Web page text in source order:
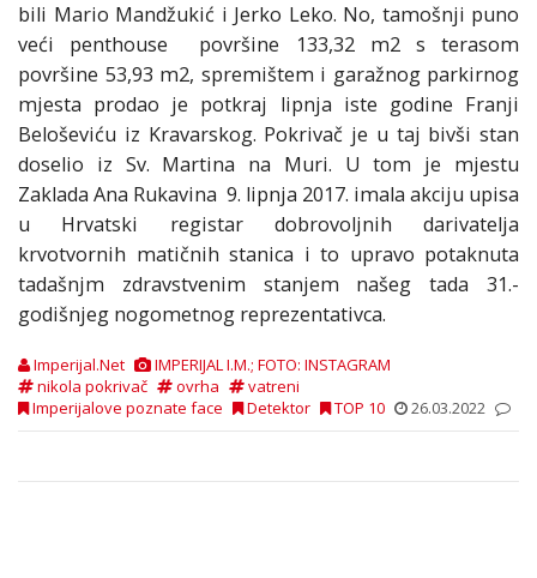
bili Mario Mandžukić i Jerko Leko. No, tamošnji puno
veći penthouse površine 133,32 m2 s terasom
površine 53,93 m2, spremištem i garažnog parkirnog
mjesta prodao je potkraj lipnja iste godine Franji
Beloševiću iz Kravarskog. Pokrivač je u taj bivši stan
doselio iz Sv. Martina na Muri. U tom je mjestu
Zaklada Ana Rukavina 9. lipnja 2017. imala akciju upisa
u Hrvatski registar dobrovoljnih darivatelja
krvotvornih matičnih stanica i to upravo potaknuta
tadašnjm zdravstvenim stanjem našeg tada 31.-
godišnjeg nogometnog reprezentativca.
Imperijal.Net
IMPERIJAL I.M.; FOTO: INSTAGRAM
nikola pokrivač
ovrha
vatreni
Imperijalove poznate face
Detektor TOP 10 26.03.2022